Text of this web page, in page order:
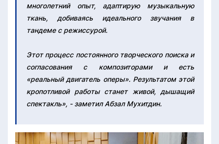
многолетний опыт, адаптирую музыкальную
ткань, добиваясь идеального звучания в
тандеме с режиссурой.
Этот процесс постоянного творческого поиска и
согласования с композиторами и есть
«реальный двигатель оперы». Результатом этой
кропотливой работы станет живой, дышащий
спектакль», - заметил Абзал Мухитдин.